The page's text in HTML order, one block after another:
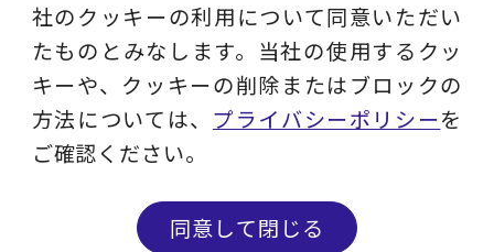
動画ライブラリ
採用サイト
プライバシーポリシー
ソーシャルメディアアカウントポリシー
社のクッキーの利用について同意いただい
たものとみなします。当社の使用するクッ
キーや、クッキーの削除またはブロックの
方法については、 プライバシーポリシーを
ご確認ください。
同意して閉じる